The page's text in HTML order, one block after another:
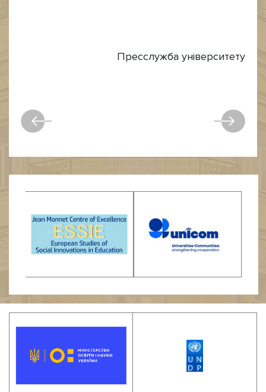
Пресслужба університету